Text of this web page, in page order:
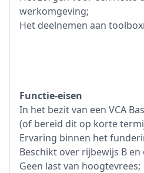
werkomgeving;
Het deelnemen aan
Functie-eisen
In het bezit van een VCA
(of bereid dit op korte
Ervaring binnen het
Beschikt over rijbewijs B en
Geen last van hoogtevrees;